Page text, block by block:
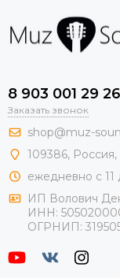
8 903 001 29 26
Заказать звонок
shop@muz-
109386, Россия,
ежедневно с 11
ИП Волович
ИНН:
ОГРНИП: